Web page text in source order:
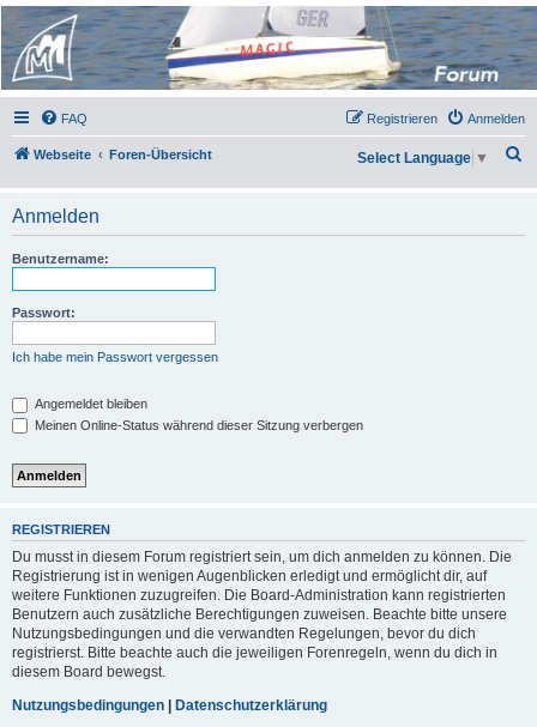
Micro Magic Forum
Deutschland
FAQ Anmelden
Registrieren
Webseite Foren-Übersicht
h
Select Language ▼
Anmelden
Benutzername:
Passwort:
Ich habe mein Passwort vergessen
Angemeldet bleiben
Meinen Online-Status während dieser Sitzung verbergen
REGISTRIEREN
Du musst in diesem Forum registriert sein, um dich anmelden zu können. Die
Registrierung ist in wenigen Augenblicken erledigt und ermöglicht dir, auf
weitere Funktionen zuzugreifen. Die Board-Administration kann registrierten
Benutzern auch zusätzliche Berechtigungen zuweisen. Beachte bitte unsere
Nutzungsbedingungen und die verwandten Regelungen, bevor du dich
registrierst. Bitte beachte auch die jeweiligen Forenregeln, wenn du dich in
diesem Board bewegst.
Nutzungsbedingungen
Datenschutzerklärung